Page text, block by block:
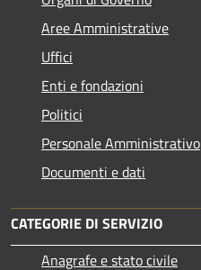
Aree Amministrative
Uffici
Enti e fondazioni
Politici
Personale Amministrativo
Documenti e dati
CATEGORIE DI SERVIZIO
Anagrafe e stato civile